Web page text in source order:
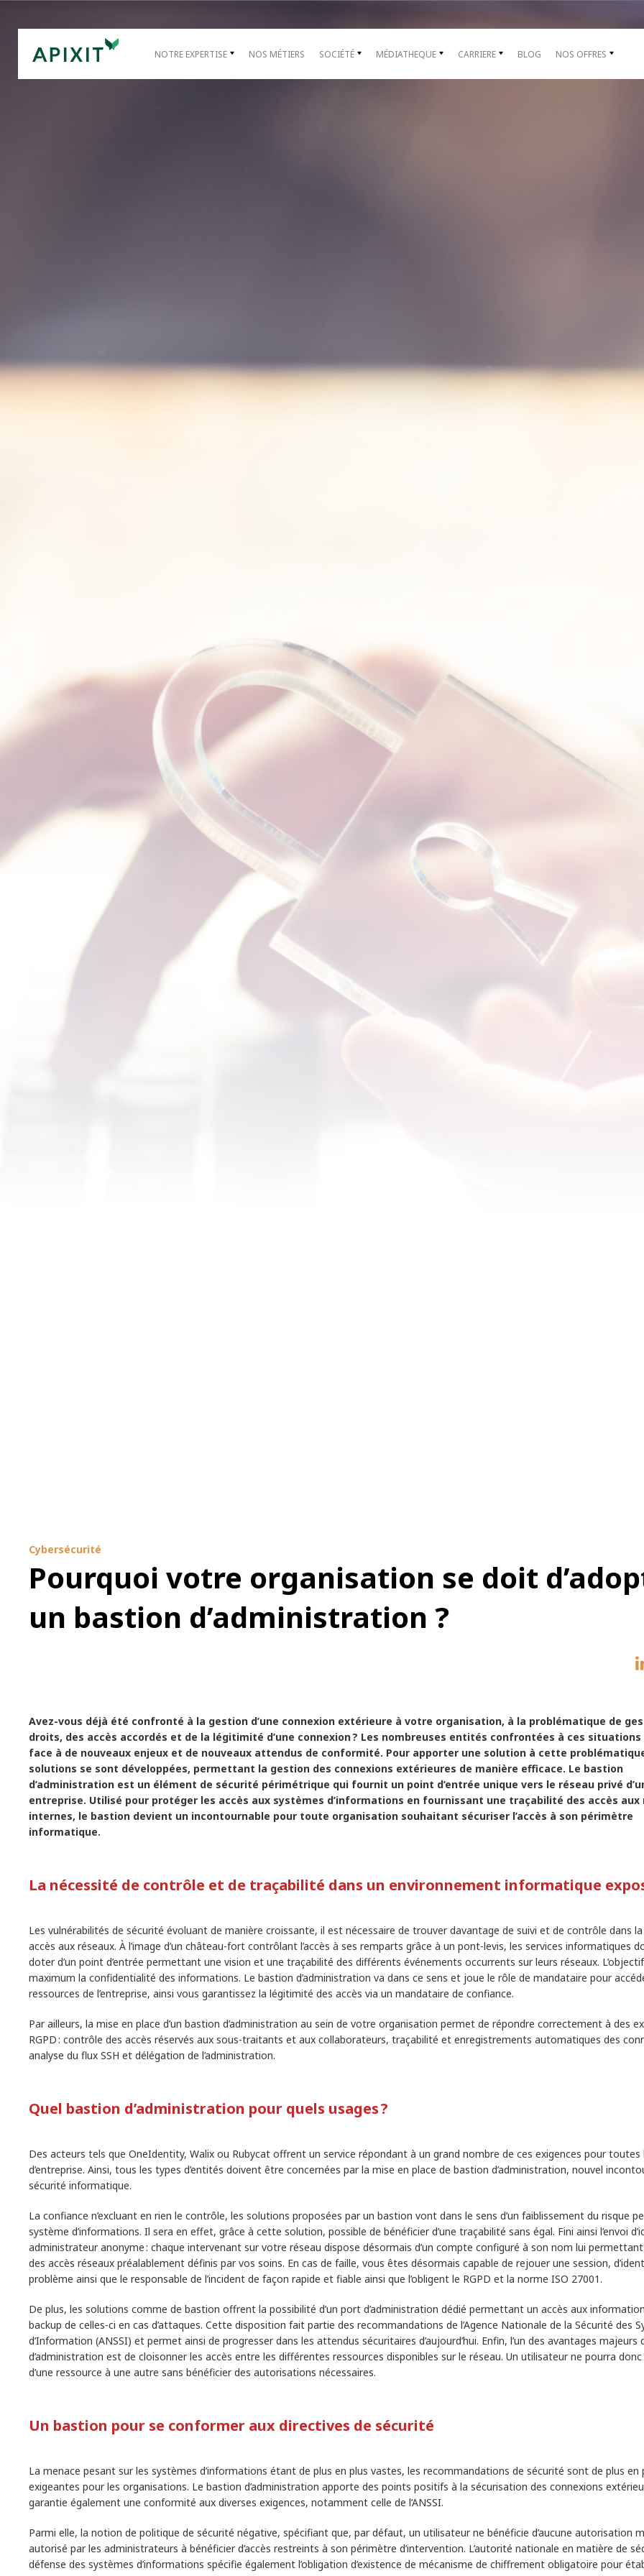
NOTRE EXPERTISE NOS MÉTIERS SOCIÉTÉ MÉDIATHEQUE CARRIERE BLOG NOS OFFRES
Cybersécurité
Pourquoi votre organisation se doit
un bastion d’administration ?
Avez-vous déjà été confronté à la gestion d’une connexion extérieure à votre organisation, à la problématique de
droits, des accès accordés et de la légitimité d’une connexion ? Les nombreuses entités confrontées à ces
face à de nouveaux enjeux et de nouveaux attendus de conformité. Pour apporter une solution à cette
solutions se sont développées, permettant la gestion des connexions extérieures de manière efficace. Le bastion
d’administration est un élément de sécurité périmétrique qui fournit un point d’entrée unique vers le réseau privé
entreprise. Utilisé pour protéger les accès aux systèmes d’informations en fournissant une traçabilité des accès aux
internes, le bastion devient un incontournable pour toute organisation souhaitant sécuriser l’accès à son périmètre
informatique.
La nécessité de contrôle et de traçabilité dans un environnement informatique
Les vulnérabilités de sécurité évoluant de manière croissante, il est nécessaire de trouver davantage de suivi et de contrôle dans
accès aux réseaux. À l’image d’un château-fort contrôlant l’accès à ses remparts grâce à un pont-levis, les services informatiques
doter d’un point d’entrée permettant une vision et une traçabilité des différents événements occurrents sur leurs réseaux.
maximum la confidentialité des informations. Le bastion d’administration va dans ce sens et joue le rôle de mandataire pour
ressources de l’entreprise, ainsi vous garantissez la légitimité des accès via un mandataire de confiance.
Par ailleurs, la mise en place d’un bastion d’administration au sein de votre organisation permet de répondre correctement à des
RGPD : contrôle des accès réservés aux sous-traitants et aux collaborateurs, traçabilité et enregistrements automatiques des
analyse du flux SSH et délégation de l’administration.
Quel bastion d’administration pour quels usages ?
Des acteurs tels que OneIdentity, Walix ou Rubycat offrent un service répondant à un grand nombre de ces exigences pour toutes
d’entreprise. Ainsi, tous les types d’entités doivent être concernées par la mise en place de bastion d’administration, nouvel
sécurité informatique.
La confiance n’excluant en rien le contrôle, les solutions proposées par un bastion vont dans le sens d’un faiblissement du risque
système d’informations. Il sera en effet, grâce à cette solution, possible de bénéficier d’une traçabilité sans égal. Fini ainsi l’envoi
administrateur anonyme : chaque intervenant sur votre réseau dispose désormais d’un compte configuré à son nom lui
des accès réseaux préalablement définis par vos soins. En cas de faille, vous êtes désormais capable de rejouer une session,
problème ainsi que le responsable de l’incident de façon rapide et fiable ainsi que l’obligent le RGPD et la norme ISO 27001.
De plus, les solutions comme de bastion offrent la possibilité d’un port d’administration dédié permettant un accès aux
backup de celles-ci en cas d’attaques. Cette disposition fait partie des recommandations de l’Agence Nationale de la Sécurité des
d’Information (ANSSI) et permet ainsi de progresser dans les attendus sécuritaires d’aujourd’hui. Enfin, l’un des avantages majeurs
d’administration est de cloisonner les accès entre les différentes ressources disponibles sur le réseau. Un utilisateur ne pourra
d’une ressource à une autre sans bénéficier des autorisations nécessaires.
Un bastion pour se conformer aux directives de sécurité
La menace pesant sur les systèmes d’informations étant de plus en plus vastes, les recommandations de sécurité sont de plus en
exigeantes pour les organisations. Le bastion d’administration apporte des points positifs à la sécurisation des connexions
garantie également une conformité aux diverses exigences, notamment celle de l’ANSSI.
Parmi elle, la notion de politique de sécurité négative, spécifiant que, par défaut, un utilisateur ne bénéficie d’aucune autorisation
autorisé par les administrateurs à bénéficier d’accès restreints à son périmètre d’intervention. L’autorité nationale en matière de
défense des systèmes d’informations spécifie également l’obligation d’existence de mécanisme de chiffrement obligatoire pour